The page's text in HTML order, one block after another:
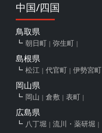
中国/四国
鳥取県
朝日町 弥生町
島根県
松江 代官町 伊勢宮町
岡山県
岡山 倉敷 表町
広島県
八丁堀 流川・薬研堀